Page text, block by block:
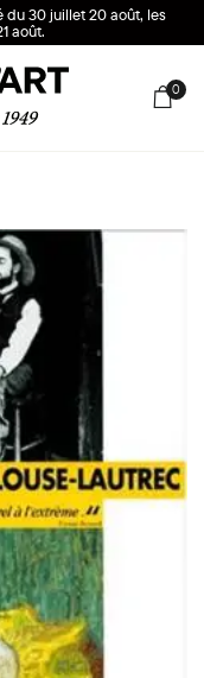
du 30 juillet 20 août, les
août.
0